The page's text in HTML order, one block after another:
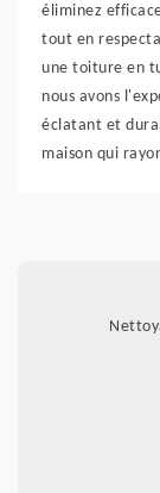
éliminez
tout en
une toiture en
nous avons
éclatant et
maison qui